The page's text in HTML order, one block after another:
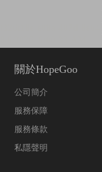
關於HopeGoo
公司簡介
服務保障
服務條款
私隱聲明